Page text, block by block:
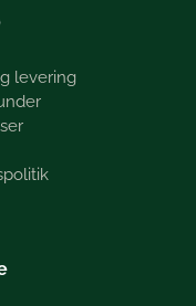
levering